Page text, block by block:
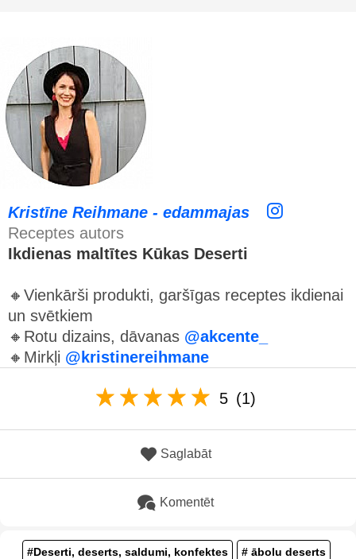
Kristīne Reihmane - edammajas
Receptes autors
Ikdienas maltītes Kūkas Deserti
🔸Vienkārši produkti, garšīgas receptes ikdienai
un svētkiem
🔸Rotu dizains, dāvanas @akcente_
🔸Mirkļi @kristinereihmane
5 (1)
Saglabāt
Komentēt
#Deserti, deserts, saldumi, konfektes # ābolu deserts